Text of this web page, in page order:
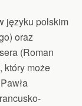
języku polskim
oraz
(Roman
który może